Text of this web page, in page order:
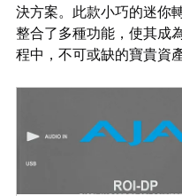
決方案。此款小巧的迷你
整合了多種功能，使其成
程中，不可或缺的寶貴資產